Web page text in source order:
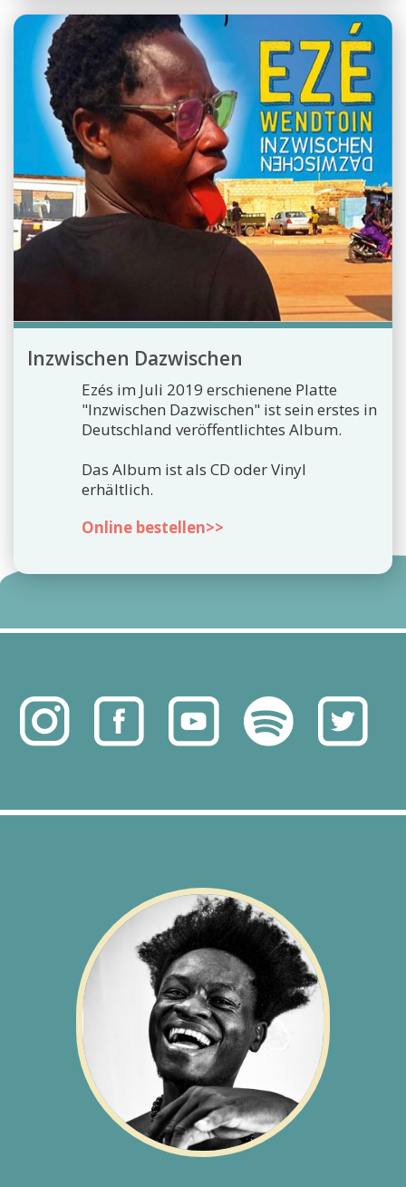
Inzwischen Dazwischen
Ezés im Juli 2019 erschienene Platte
"Inzwischen Dazwischen" ist sein erstes in
Deutschland veröffentlichtes Album.
Das Album ist als CD oder Vinyl
erhältlich.
Online bestellen>>